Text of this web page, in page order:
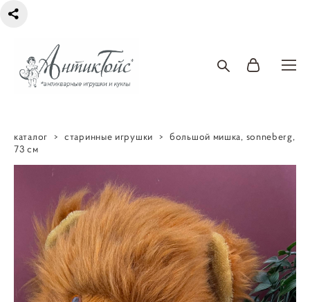
каталог > старинные игрушки > большой мишка, sonneberg,
73 см